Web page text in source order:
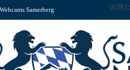
Webcams Samerberg